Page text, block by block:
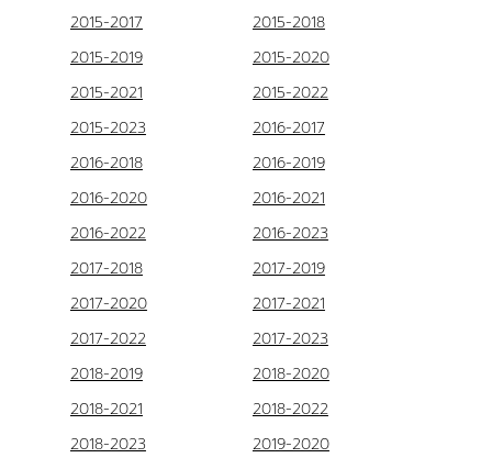
2015-2017
2015-2018
2015-2019
2015-2020
2015-2021
2015-2022
2015-2023
2016-2017
2016-2018
2016-2019
2016-2020
2016-2021
2016-2022
2016-2023
2017-2018
2017-2019
2017-2020
2017-2021
2017-2022
2017-2023
2018-2019
2018-2020
2018-2021
2018-2022
2018-2023
2019-2020